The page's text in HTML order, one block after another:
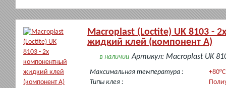
Macroplast (Loctite) UK 8103 -
жидкий клей (компонент А)
в наличии Артикул: Macroplast UK
Максимальная температура :
+80°C
Типы клея :